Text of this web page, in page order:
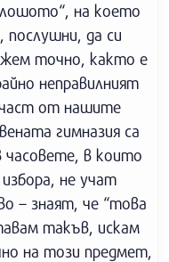
на което
послушни, да си
точно, както е
неправилният
от нашите
гимназия са
часовете, в които
не учат
– знаят, че “това
такъв, искам
на този предмет,